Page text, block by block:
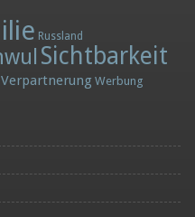
Russland
Sichtbarkeit
Verpartnerung Werbung